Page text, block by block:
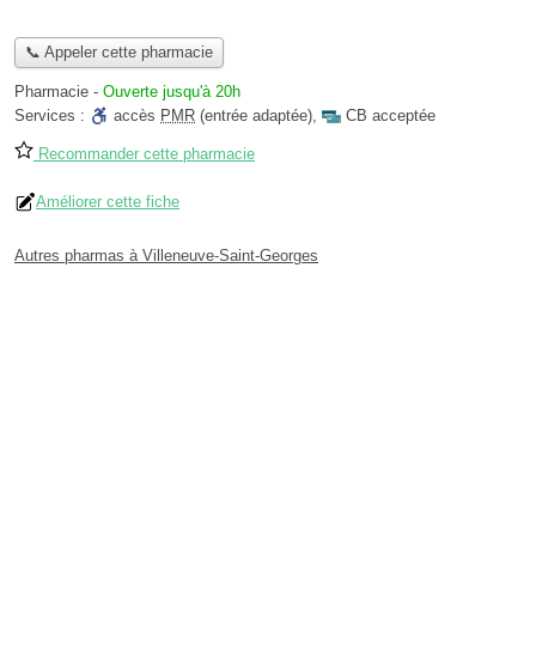
📞 Appeler cette pharmacie
Pharmacie - Ouverte jusqu'à 20h
Services :
accès PMR (entrée adaptée), CB acceptée
Recommander cette pharmacie
Améliorer cette fiche
Autres pharmas à Villeneuve-Saint-Georges